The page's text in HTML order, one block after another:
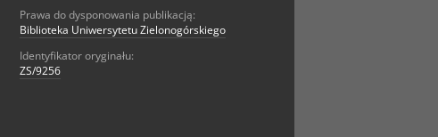
Prawa do dysponowania publikacją:
Biblioteka Uniwersytetu Zielonogórskiego
Identyfikator oryginału:
ZS/9256